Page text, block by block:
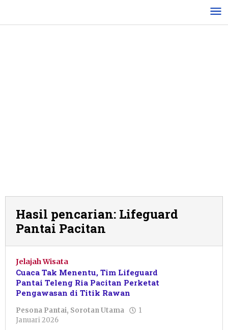
konten
Hasil pencarian: Lifeguard
Pantai Pacitan
Jelajah Wisata
Cuaca Tak Menentu, Tim Lifeguard
Pantai Teleng Ria Pacitan Perketat
Pengawasan di Titik Rawan
Pesona Pantai, Sorotan Utama
1
Januari 2026